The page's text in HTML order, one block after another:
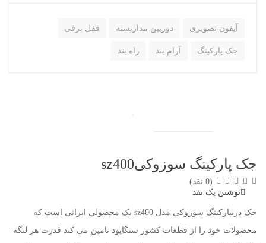
آیفون تصویری دوربین مداربسته قفل برقی
جک پارکینگ آرام بند راه بند
جک پارکینگ سوزوکیsz400
(0 نقد)
نوشتن یک نقد
جک دربپارکینگ سوزوکی مدل sz400 یک محصولی ایرانی است که
محصولات خود را از قطعات کشور سنگاپود تامین می کند قدرت هر لنگه